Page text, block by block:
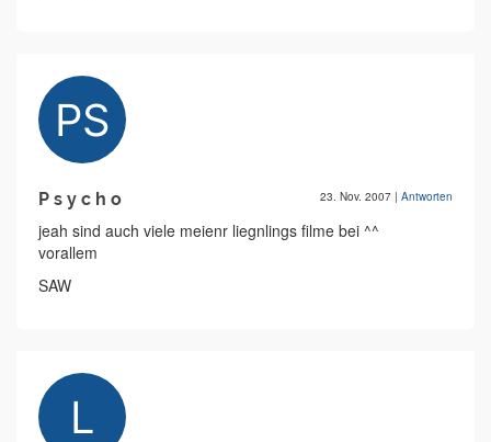
P s y c h o 23. Nov. 2007 | Antworten
jeah sind auch viele meienr liegnlings filme bei ^^
vorallem
SAW